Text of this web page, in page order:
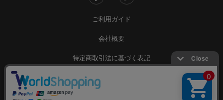
ご利用ガイド
会社概要
特定商取引法に基づく表記
ご利用規約